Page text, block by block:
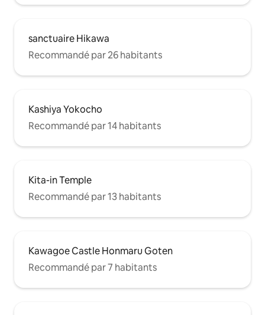
屋の基本情報・設備仕様 ・広さ・間取
り： 99.79㎡ / 4LDK（2階ワンフロア完全
貸切） ・最大収容人数： 最大11名様 ・チ
〜11:00 【ベッド構成】 ・クイーンベッド
下でご予約の場合、ソファベッドのセッ
ト（寝具ご用意）は含まれません（ソフ
ァのままとなります）。9名様以下でソフ
ァベッドのご利用をご希望される場合
い。 【水まわり設備】 ・浴槽付きバスル
トイレ × 2室 ・ダブル洗面台 ・ドラム式
洗濯乾燥機（ジェルボールをご用意）
子レンジ / 炊飯器 ・電気ケトル / 各種調
理器具 / 食器・カトラリー類 【エンタ
メ・通信】 ・室内用無料Wi-Fi / 持ち出し
・ Amazon Fire TV（※動画配信サービス
sanctuaire Hikawa
Recommandé par 26 habitants
Kashiya Yokocho
Recommandé par 14 habitants
Kita-in Temple
Recommandé par 13 habitants
Kawagoe Castle Honmaru Goten
Recommandé par 7 habitants